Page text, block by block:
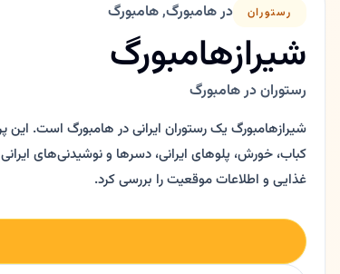
رستوران در هامبورگ, هامبورگ
شیرازهامبورگ
رستوران در هامبورگ
شیرازهامبورگ یک رستوران ایرانی در هامبورگ است. این
غذایی و اطلاعات موقعیت را بررسی کرد.